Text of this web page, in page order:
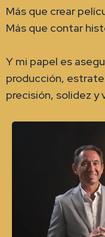
Más que crear
Más que contar
Y mi papel es
producción,
precisión, solidez y